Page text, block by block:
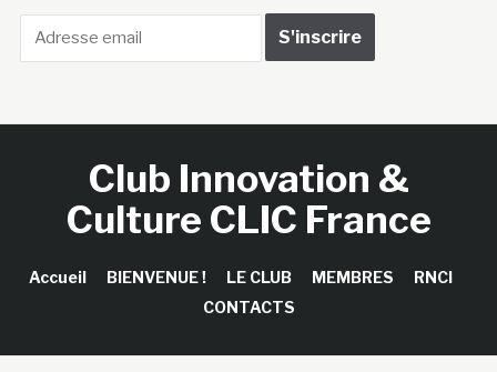
Club Innovation &
Culture CLIC France
Accueil BIENVENUE ! LE CLUB MEMBRES
RNCI
CONTACTS